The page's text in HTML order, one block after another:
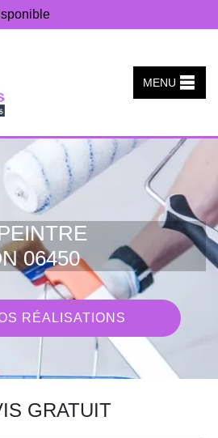
MENU
06450
RÉALISATIONS
GRATUIT